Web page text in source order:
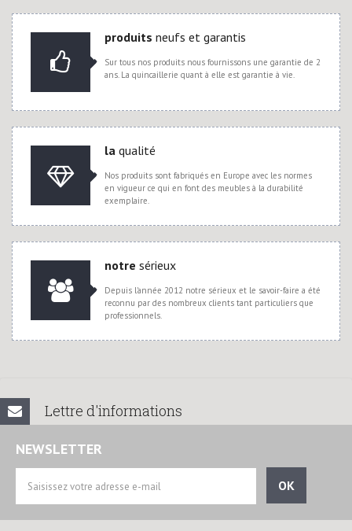
produits neufs et garantis
Sur tous nos produits nous fournissons une garantie de 2
ans. La quincaillerie quant à elle est garantie à vie.
la qualité
Nos produits sont fabriqués en Europe avec les normes
en vigueur ce qui en font des meubles à la durabilité
exemplaire.
notre sérieux
Depuis l'année 2012 notre sérieux et le savoir-faire a été
reconnu par des nombreux clients tant particuliers que
professionnels.
Lettre d'informations
NEWSLETTER
OK